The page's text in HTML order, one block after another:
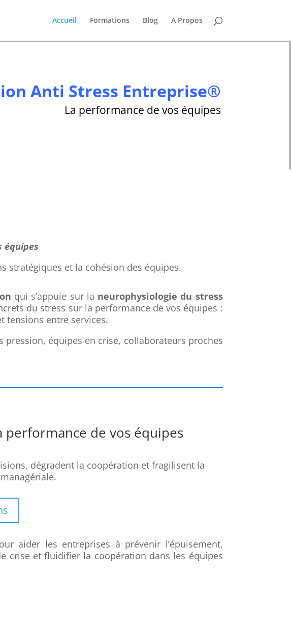
Accueil Formations Blog A Propos
Anti Stress Entreprise®
La performance de vos équipes
équipes
stratégiques et la cohésion des équipes.
qui s’appuie sur la neurophysiologie du stress
du stress sur la performance de vos équipes :
tensions entre services.
pression, équipes en crise, collaborateurs proches
performance de vos équipes
dégradent la coopération et fragilisent la
aider les entreprises à prévenir l’épuisement,
crise et fluidifier la coopération dans les équipes